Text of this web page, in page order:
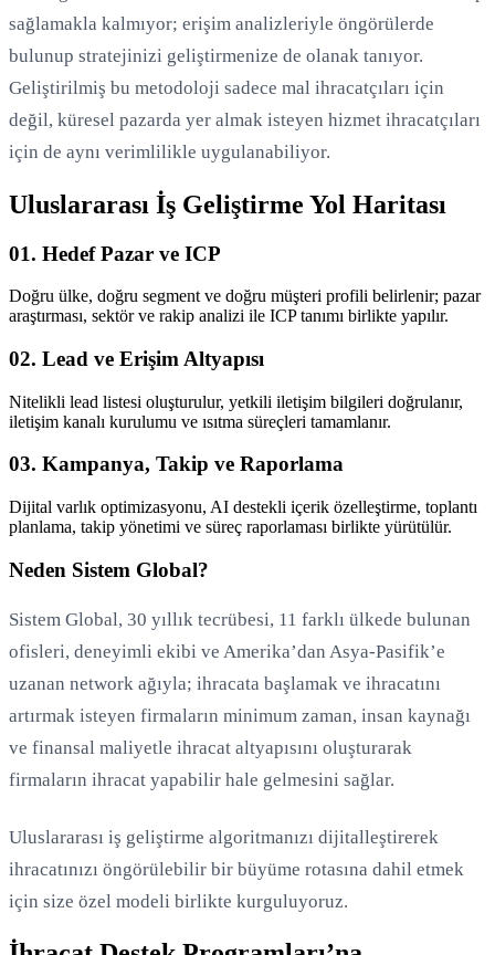
sağlamakla kalmıyor; erişim analizleriyle öngörülerde
bulunup stratejinizi geliştirmenize de olanak tanıyor.
Geliştirilmiş bu metodoloji sadece mal ihracatçıları için
değil, küresel pazarda yer almak isteyen hizmet ihracatçıları
için de aynı verimlilikle uygulanabiliyor.
Uluslararası İş Geliştirme Yol Haritası
01. Hedef Pazar ve ICP
Doğru ülke, doğru segment ve doğru müşteri profili belirlenir; pazar
araştırması, sektör ve rakip analizi ile ICP tanımı birlikte yapılır.
02. Lead ve Erişim Altyapısı
Nitelikli lead listesi oluşturulur, yetkili iletişim bilgileri doğrulanır,
iletişim kanalı kurulumu ve ısıtma süreçleri tamamlanır.
03. Kampanya, Takip ve Raporlama
Dijital varlık optimizasyonu, AI destekli içerik özelleştirme, toplantı
planlama, takip yönetimi ve süreç raporlaması birlikte yürütülür.
Neden Sistem Global?
Sistem Global, 30 yıllık tecrübesi, 11 farklı ülkede bulunan
ofisleri, deneyimli ekibi ve Amerika’dan Asya-Pasifik’e
uzanan network ağıyla; ihracata başlamak ve ihracatını
artırmak isteyen firmaların minimum zaman, insan kaynağı
ve finansal maliyetle ihracat altyapısını oluşturarak
firmaların ihracat yapabilir hale gelmesini sağlar.
Uluslararası iş geliştirme algoritmanızı dijitalleştirerek
ihracatınızı öngörülebilir bir büyüme rotasına dahil etmek
için size özel modeli birlikte kurguluyoruz.